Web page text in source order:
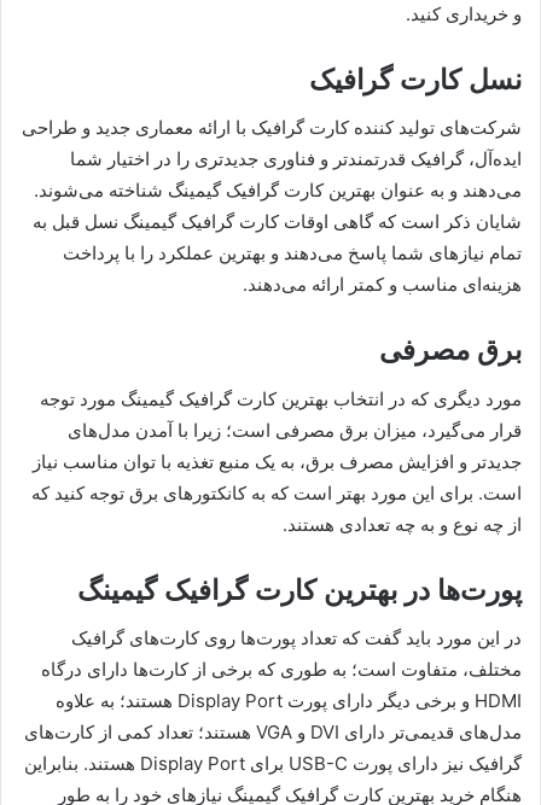
و خریداری کنید.
نسل کارت گرافیک
شرکت‌های تولید کننده کارت گرافیک با ارائه معماری جدید و طراحی
ایده‌آل، گرافیک قدرتمند‌تر و فناوری جدید‌تری را در اختیار شما
می‌دهند و به عنوان بهترین کارت گرافیک گیمینگ شناخته می‌شوند.
شایان ذکر است که گاهی اوقات کارت گرافیک گیمینگ نسل قبل به
تمام نیاز‌های شما پاسخ می‌دهند و بهترین عملکرد را با پرداخت
هزینه‌ای مناسب و کمتر ارائه می‌دهند.
برق مصرفی
مورد دیگری که در انتخاب بهترین کارت گرافیک گیمینگ مورد توجه
قرار می‌گیرد، میزان برق مصرفی است؛ زیرا با آمدن مدل‌های
جدید‌تر و افزایش مصرف برق، به یک منبع تغذیه با توان مناسب نیاز
است. برای این مورد بهتر است که به کانکتور‌های برق توجه کنید که
از چه نوع و به چه تعدادی هستند.
پورت‌ها در بهترین کارت گرافیک گیمینگ
در این مورد باید گفت که تعداد پورت‌ها روی کارت‌های گرافیک
مختلف، متفاوت است؛ به طوری که برخی از کارت‌ها دارای درگاه
HDMI و برخی دیگر دارای پورت Display Port هستند؛ به علاوه
مدل‌های قدیمی‌تر دارای DVI و VGA هستند؛ تعداد کمی از کارت‌های
گرافیک نیز دارای پورت USB-C برای Display Port هستند. بنابراین
هنگام خرید بهترین کارت گرافیک گیمینگ نیاز‌های خود را به طور